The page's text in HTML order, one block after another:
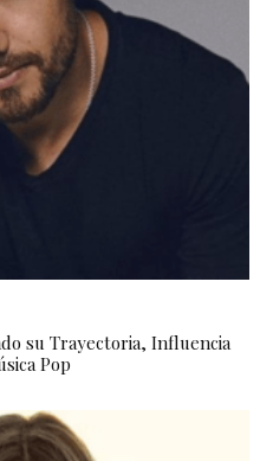
su Trayectoria, Influencia
Pop